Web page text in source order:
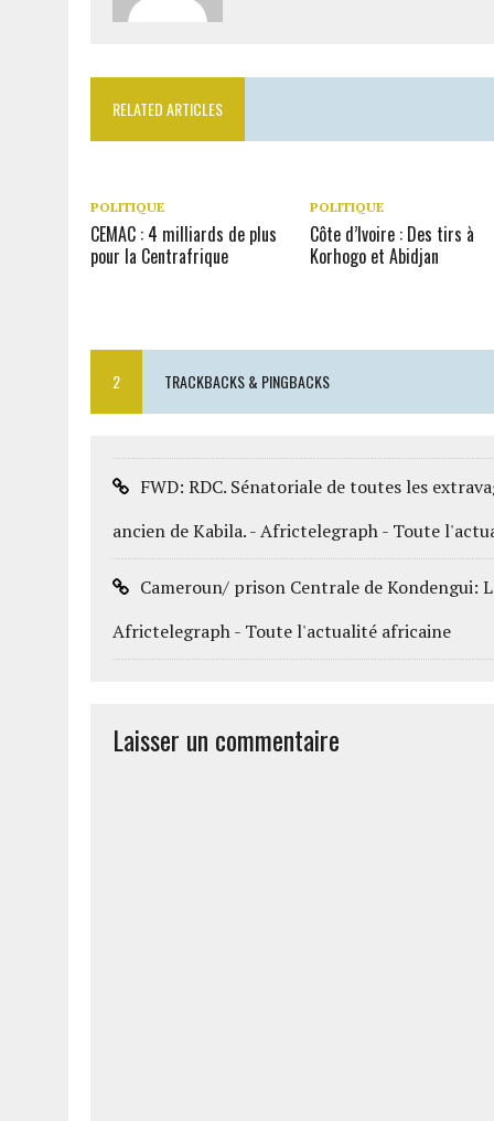
RELATED ARTICLES
POLITIQUE
CEMAC : 4 milliards de plus
pour la Centrafrique
POLITIQUE
Côte d’Ivoire : Des tirs à
Korhogo et Abidjan
2 TRACKBACKS & PINGBACKS
FWD: RDC. Sénatoriale de toutes les
ancien de Kabila. - Africtelegraph - Toute
Cameroun/ prison Centrale de Kondengui:
Africtelegraph - Toute l'actualité africaine
Laisser un commentaire